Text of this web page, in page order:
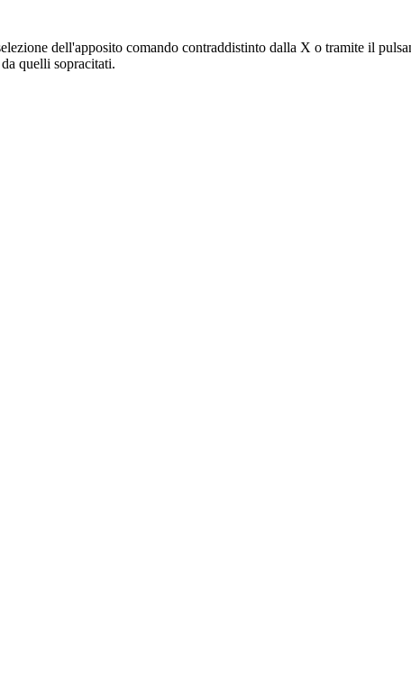
dell'apposito comando contraddistinto dalla X o tramite il
quelli sopracitati.